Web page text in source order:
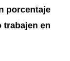
porcentaje
trabajen en